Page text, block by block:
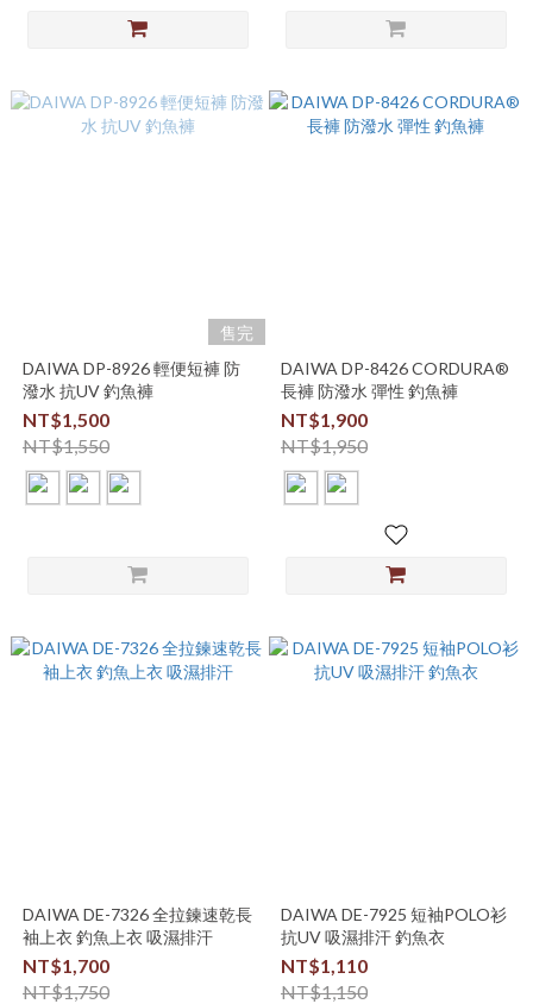
售完
DAIWA DP-8926 輕便短褲 防
潑水 抗UV 釣魚褲
NT$1,500
NT$1,550
DAIWA DP-8426 CORDURA®
長褲 防潑水 彈性 釣魚褲
NT$1,900
NT$1,950
DAIWA DE-7326 全拉鍊速乾長
袖上衣 釣魚上衣 吸濕排汗
NT$1,700
NT$1,750
DAIWA DE-7925 短袖POLO衫
抗UV 吸濕排汗 釣魚衣
NT$1,110
NT$1,150